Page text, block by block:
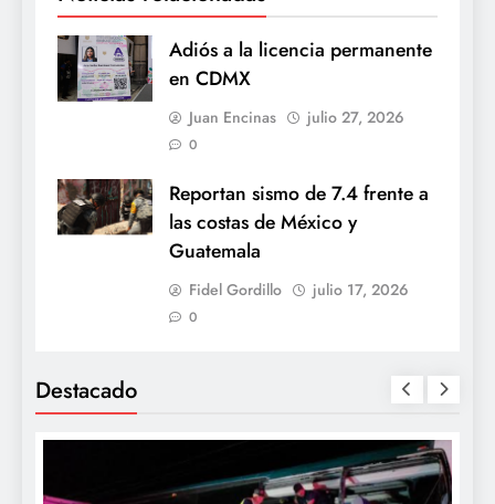
Adiós a la licencia permanente
en CDMX
Juan Encinas julio 27, 2026
0
Reportan sismo de 7.4 frente a
las costas de México y
Guatemala
Fidel Gordillo julio 17, 2026
0
Destacado